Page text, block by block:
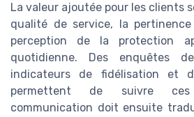
La valeur ajoutée pour les clients
qualité de service, la
perception de la protection
quotidienne. Des enquêtes
indicateurs de fidélisation et
permettent de suivre ces
communication doit ensuite